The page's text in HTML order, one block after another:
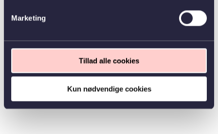
Marketing
Tillad alle cookies
Kun nødvendige cookies